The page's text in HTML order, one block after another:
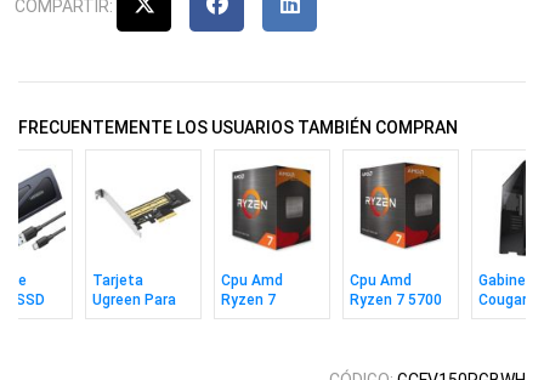
COMPARTIR:
FRECUENTEMENTE LOS USUARIOS TAMBIÉN COMPRAN
SSD
3.2
Tarjeta
Ugreen Para
Disco SSD M.2
Cpu Amd
Ryzen 7
5800xt Am4
Cpu Amd
Ryzen 7 5700
Am4
Gabinete
Cougar
2 Mesh